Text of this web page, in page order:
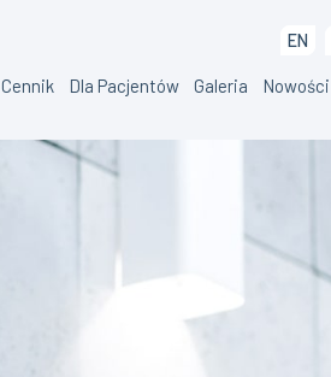
EN
Cennik Dla Pacjentów Galeria Nowości